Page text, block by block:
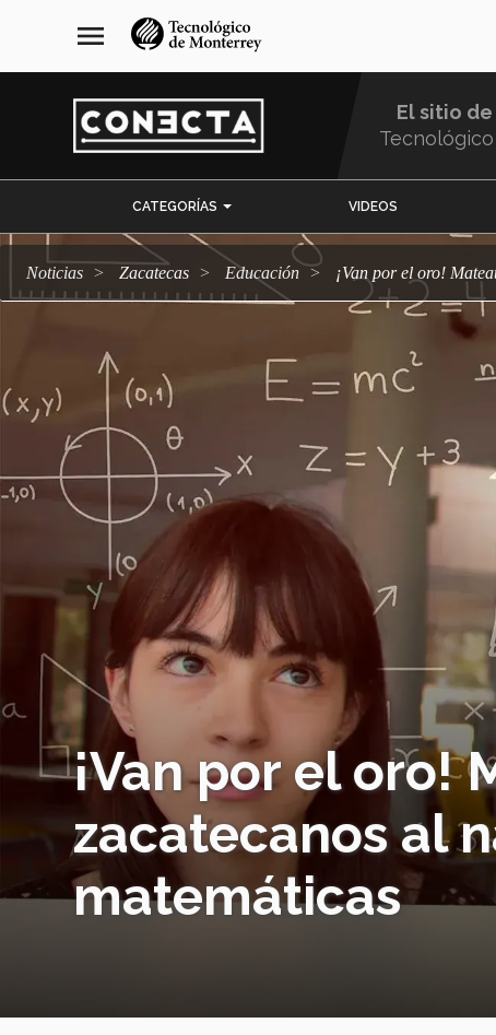
navegación
principal
menu
El sitio
CATEGORÍAS VIDEOS
Noticias Zacatecas Educación ¡Van por el oro!
¡Van por el oro!
zacatecanos al
matemáticas